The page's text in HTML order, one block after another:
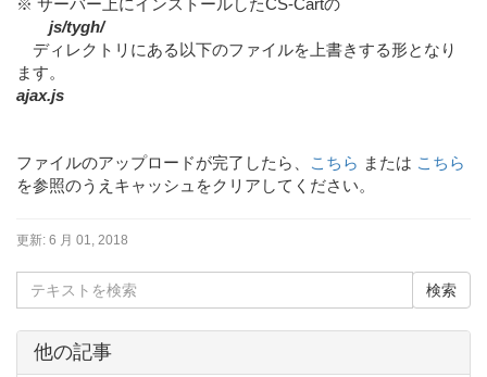
※ サーバー上にインストールしたCS-Cartの
js/tygh/
ディレクトリにある以下のファイルを上書きする形となり
ます。
ajax.js
ファイルのアップロードが完了したら、 こちら または こちら
を参照のうえキャッシュをクリアしてください。
更新: 6 月 01, 2018
他の記事